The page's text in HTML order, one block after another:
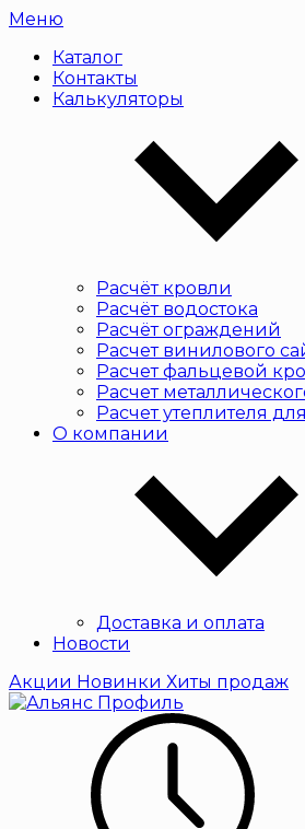
Меню
Каталог
Контакты
Калькуляторы
Расчёт кровли
Расчёт водостока
Расчёт ограждений
Расчет винилового
Расчет фальцевой
Расчет
Расчет утеплителя
О компании
Доставка и оплата
Новости
Акции Новинки Хиты продаж